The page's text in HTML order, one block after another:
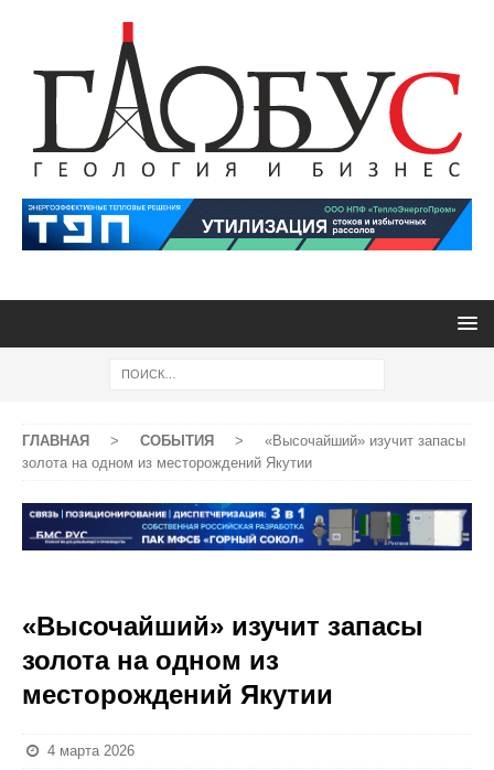
ГЛАВНАЯ > СОБЫТИЯ >
«Высочайший» изучит запасы
золота на одном из месторождений Якутии
«Высочайший» изучит запасы
золота на одном из
месторождений Якутии
4 марта 2026